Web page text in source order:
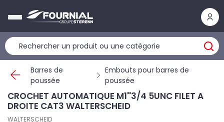
Barres de
poussée
Embouts pour barres de
poussée
CROCHET AUTOMATIQUE M1''3/4 5UNC FILET A
DROITE CAT3 WALTERSCHEID
WALTERSCHEID